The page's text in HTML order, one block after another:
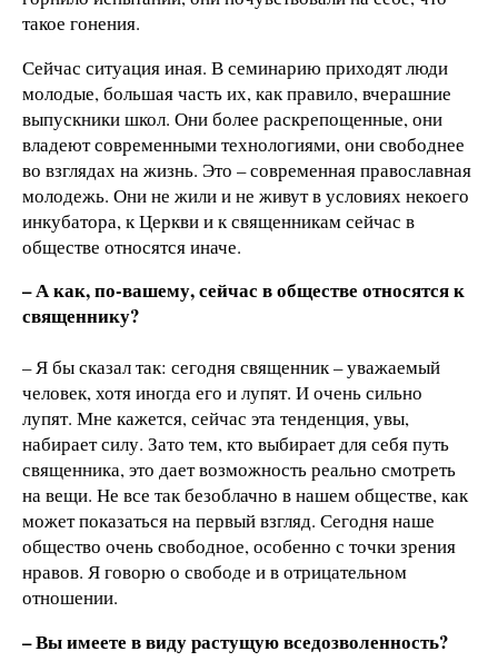
такое гонения.
Сейчас ситуация иная. В семинарию приходят люди
молодые, большая часть их, как правило, вчерашние
выпускники школ. Они более раскрепощенные, они
владеют современными технологиями, они свободнее
во взглядах на жизнь. Это – современная православная
молодежь. Они не жили и не живут в условиях некоего
инкубатора, к Церкви и к священникам сейчас в
обществе относятся иначе.
– А как, по-вашему, сейчас в обществе относятся к
священнику?
– Я бы сказал так: сегодня священник – уважаемый
человек, хотя иногда его и лупят. И очень сильно
лупят. Мне кажется, сейчас эта тенденция, увы,
набирает силу. Зато тем, кто выбирает для себя путь
священника, это дает возможность реально смотреть
на вещи. Не все так безоблачно в нашем обществе, как
может показаться на первый взгляд. Сегодня наше
общество очень свободное, особенно с точки зрения
нравов. Я говорю о свободе и в отрицательном
отношении.
– Вы имеете в виду растущую вседозволенность?